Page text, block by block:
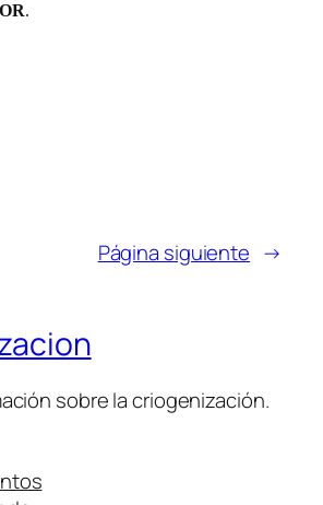
.
Página siguiente →
sobre la criogenización.